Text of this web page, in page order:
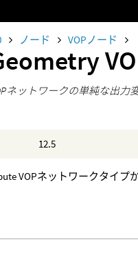
ノード VOPノード
ネットワークの単純な出力変
12.5
VOPネットワークタイプ